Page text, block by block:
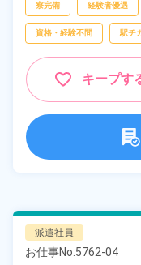
寮完備 経験者優遇
資格・経験不問 駅チ
キープす
派遣社員
お仕事No. 5762-04